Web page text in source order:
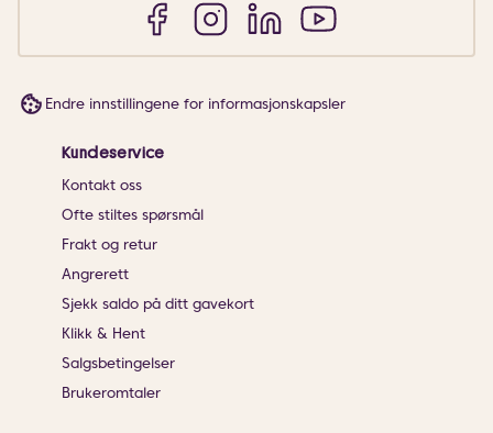
Endre innstillingene for informasjonskapsler
Kundeservice
Kontakt oss
Ofte stiltes spørsmål
Frakt og retur
Angrerett
Sjekk saldo på ditt gavekort
Klikk & Hent
Salgsbetingelser
Brukeromtaler